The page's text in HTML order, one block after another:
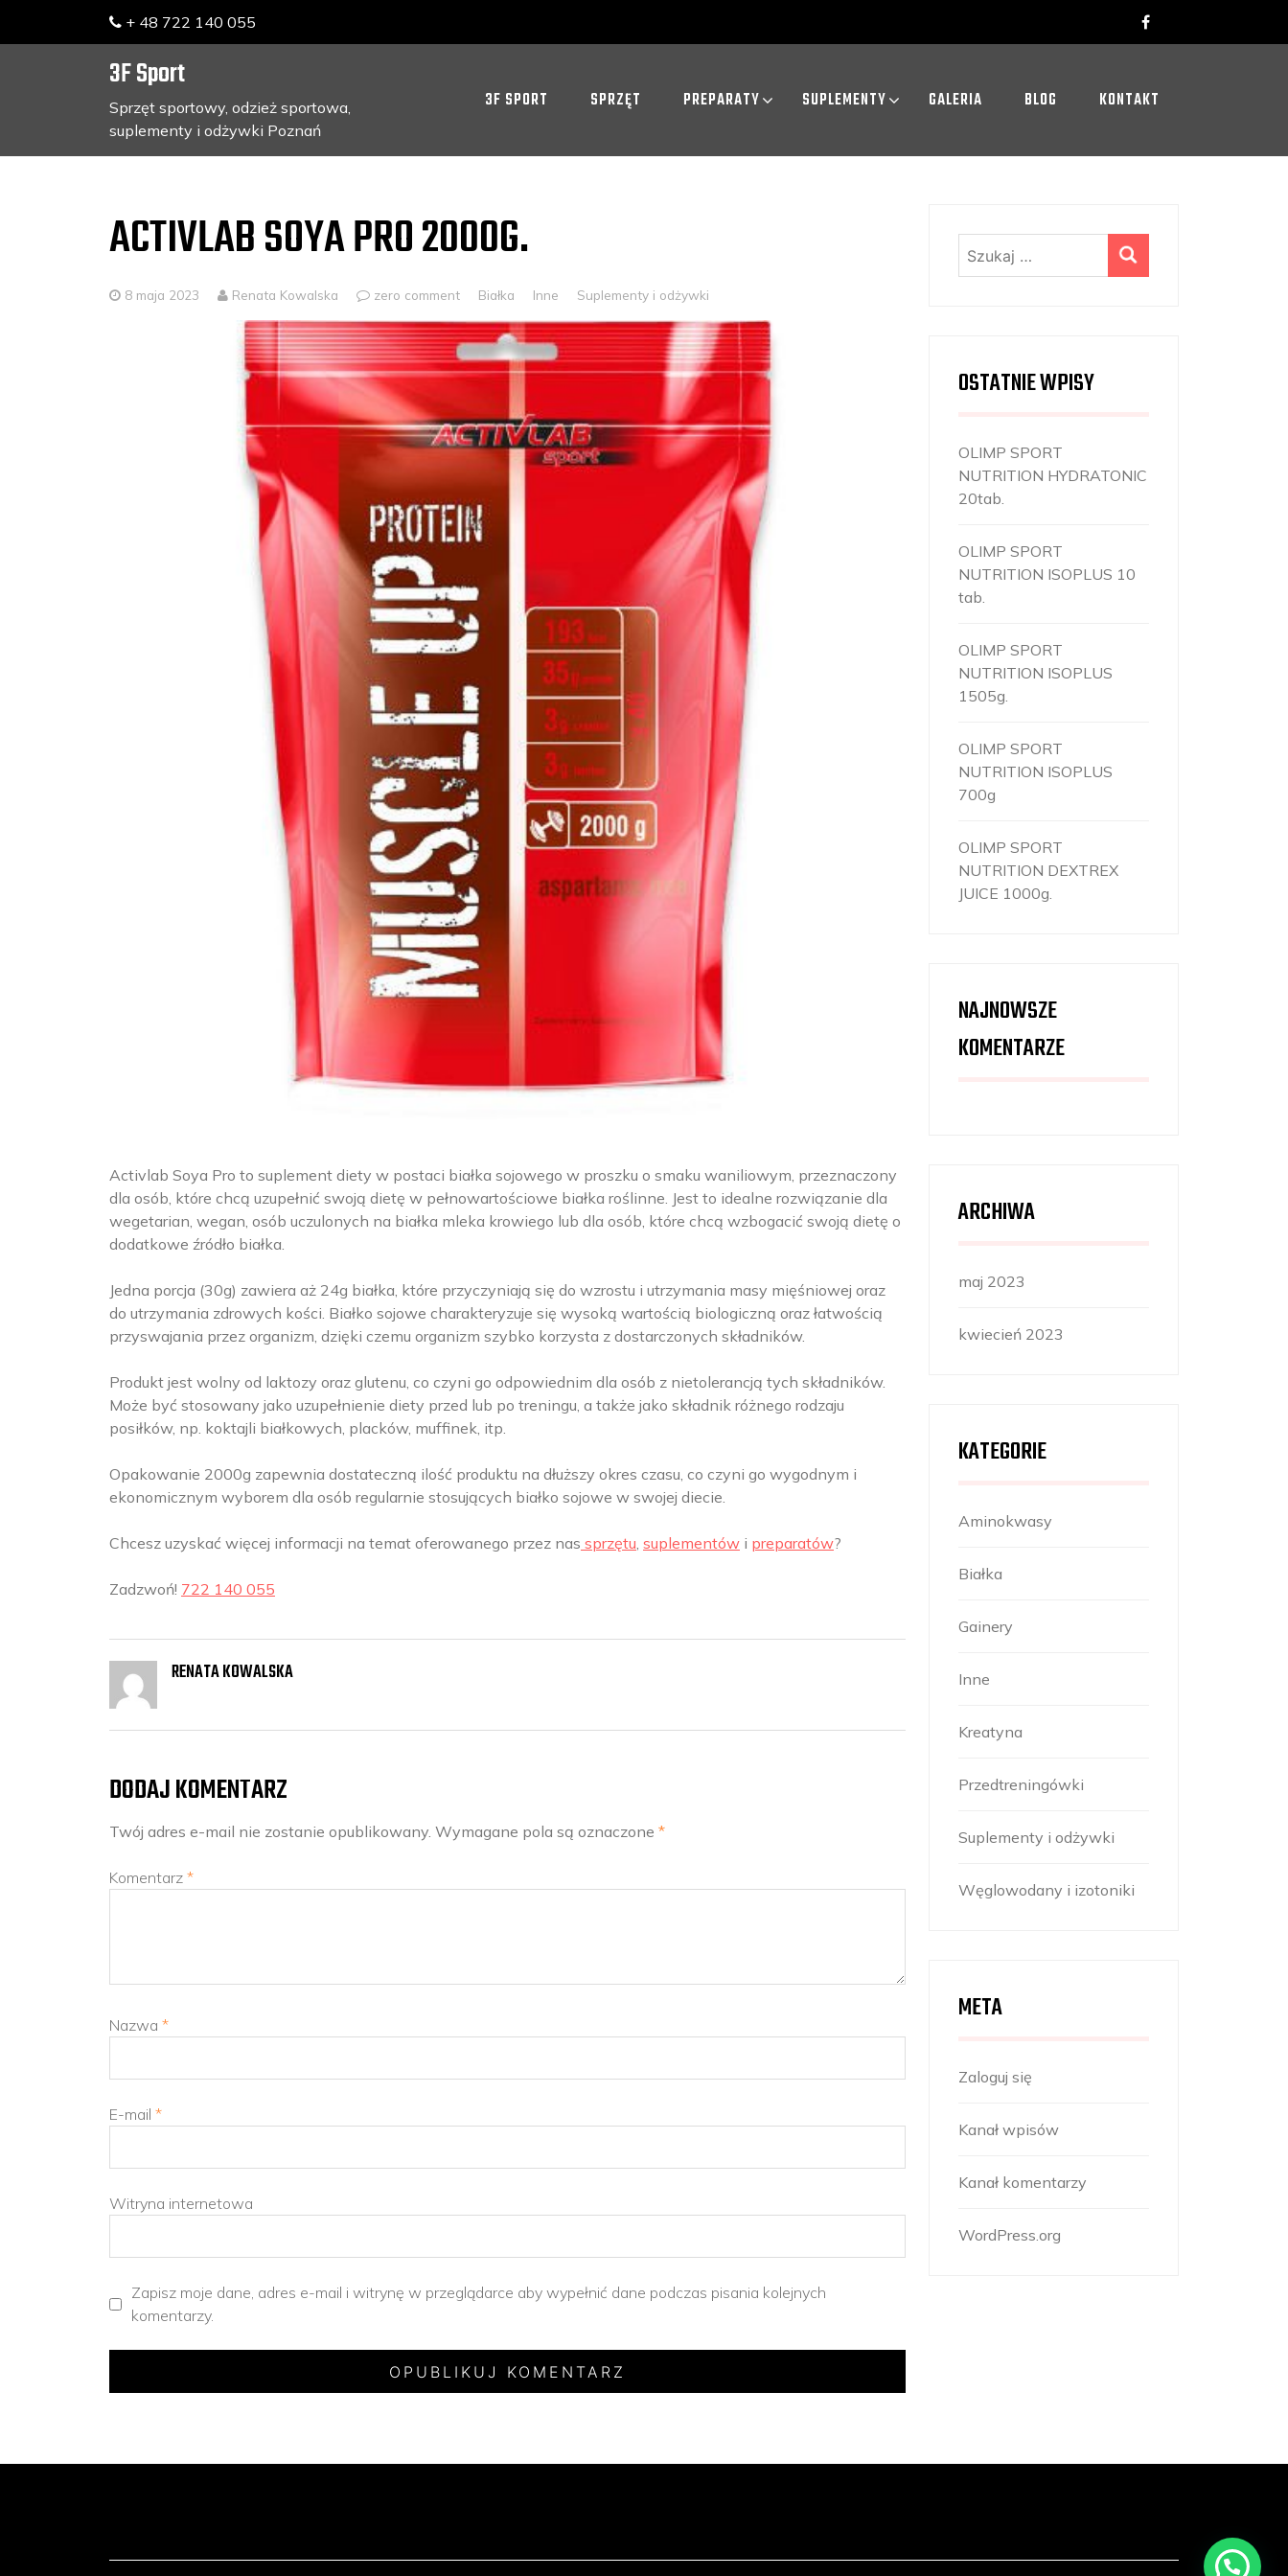
+ 48 722 140 055
3F Sport
Sprzęt sportowy, odzież sportowa,
suplementy i odżywki Poznań
3F SPORT SPRZĘT PREPARATY SUPLEMENTY GALERIA BLOG KONTAKT
ACTIVLAB SOYA PRO 2000G.
8 maja 2023 Renata Kowalska zero comment Białka Inne Suplementy i odżywki
Activlab Soya Pro to suplement diety w postaci białka sojowego w proszku o smaku waniliowym, przeznaczony
dla osób, które chcą uzupełnić swoją dietę w pełnowartościowe białka roślinne. Jest to idealne rozwiązanie dla
wegetarian, wegan, osób uczulonych na białka mleka krowiego lub dla osób, które chcą wzbogacić swoją dietę o
dodatkowe źródło białka.
Jedna porcja (30g) zawiera aż 24g białka, które przyczyniają się do wzrostu i utrzymania masy mięśniowej oraz
do utrzymania zdrowych kości. Białko sojowe charakteryzuje się wysoką wartością biologiczną oraz łatwością
przyswajania przez organizm, dzięki czemu organizm szybko korzysta z dostarczonych składników.
Produkt jest wolny od laktozy oraz glutenu, co czyni go odpowiednim dla osób z nietolerancją tych składników.
Może być stosowany jako uzupełnienie diety przed lub po treningu, a także jako składnik różnego rodzaju
posiłków, np. koktajli białkowych, placków, muffinek, itp.
Opakowanie 2000g zapewnia dostateczną ilość produktu na dłuższy okres czasu, co czyni go wygodnym i
ekonomicznym wyborem dla osób regularnie stosujących białko sojowe w swojej diecie.
Chcesz uzyskać więcej informacji na temat oferowanego przez nas sprzętu, suplementów i preparatów?
Zadzwoń! 722 140 055
RENATA KOWALSKA
DODAJ KOMENTARZ
Twój adres e-mail nie zostanie opublikowany. Wymagane pola są oznaczone *
Komentarz *
Nazwa *
E-mail *
Witryna internetowa
Zapisz moje dane, adres e-mail i witrynę w przeglądarce aby wypełnić dane podczas pisania kolejnych
komentarzy.
OSTATNIE WPISY
OLIMP SPORT
NUTRITION HYDRATONIC
20tab.
OLIMP SPORT
NUTRITION ISOPLUS 10
tab.
OLIMP SPORT
NUTRITION ISOPLUS
1505g.
OLIMP SPORT
NUTRITION ISOPLUS
700g
OLIMP SPORT
NUTRITION DEXTREX
JUICE 1000g.
NAJNOWSZE
KOMENTARZE
ARCHIWA
maj 2023
kwiecień 2023
KATEGORIE
Aminokwasy
Białka
Gainery
Inne
Kreatyna
Przedtreningówki
Suplementy i odżywki
Węglowodany i izotoniki
META
Zaloguj się
Kanał wpisów
Kanał komentarzy
WordPress.org